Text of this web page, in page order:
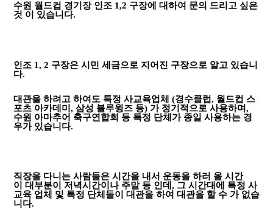
수원 월드컵 경기장 인조 1,2 구장에 대하여 문의 드리고 싶은
것 이 있습니다.
인조 1, 2 구장은 시민 세금으로 지어진 구장으로 알고 있습니
다.
대관을 하려고 하여도 특정 사교육업체 (경수클럽, 월드컵 스
포츠 아카데미, 삼성 블루윙즈 등) 가 정기적으로 사용하며,
수원 아마추어 축구연합회 등 특정 단체가 종일 사용하는 경
우가 있습니다.
직장을 다니는 사람들은 시간을 내서 운동을 하러 올 시간
이 대부분이 저녁시간이나 주말 등 인데, 그 시간대에 특정 사
교육 업체 및 특정 단체들이 대관을 하여 대관을 할 수 가 없습
니다.